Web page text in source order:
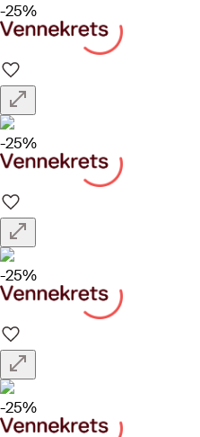
-25%
-25%
-25%
-25%